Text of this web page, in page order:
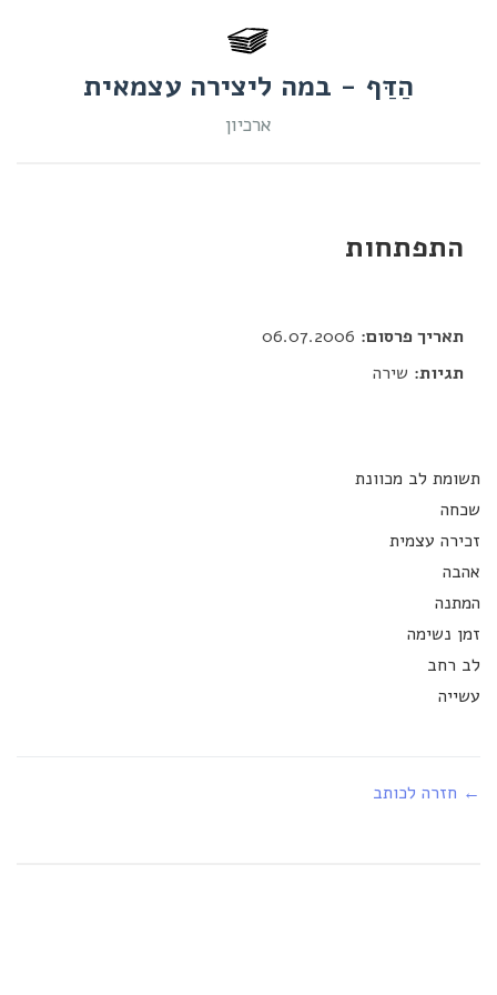
הַדַּף - במה ליצירה עצמאית
ארכיון
התפתחות
תאריך פרסום:
תגיות: שירה
תשומת לב מכוונת
שכחה
זכירה עצמית
אהבה
המתנה
זמן נשימה
לב רחב
עשייה
← חזרה לכותב